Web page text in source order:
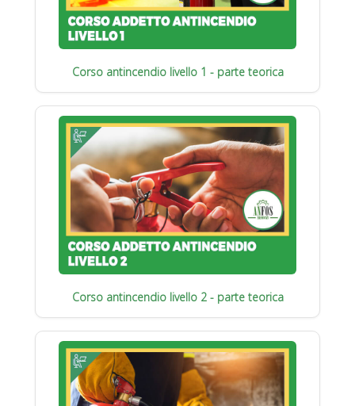
Corso antincendio livello 1 - parte teorica
Corso antincendio livello 2 - parte teorica